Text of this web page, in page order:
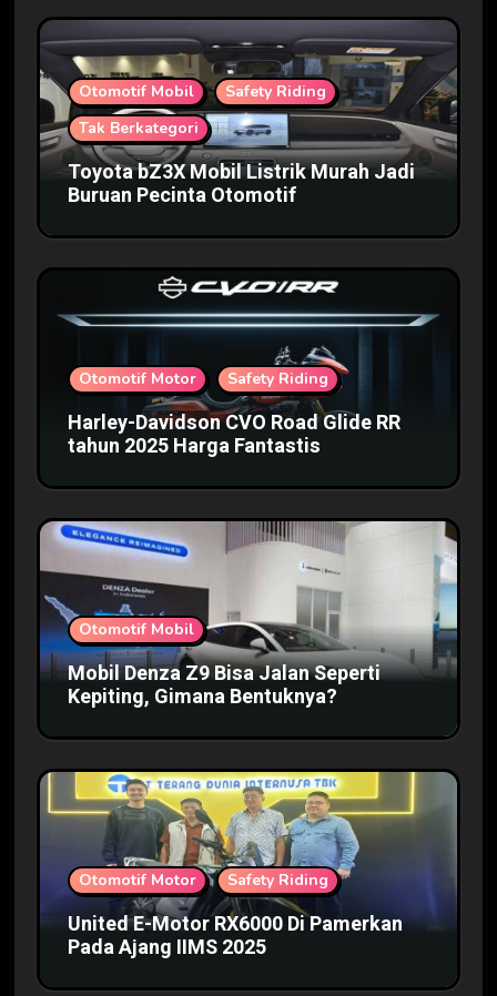
Otomotif Mobil
Safety Riding
Tak Berkategori
Toyota bZ3X Mobil Listrik Murah Jadi
Buruan Pecinta Otomotif
Otomotif Motor Safety Riding
Harley-Davidson CVO Road Glide RR
tahun 2025 Harga Fantastis
Otomotif Mobil
Mobil Denza Z9 Bisa Jalan Seperti
Kepiting, Gimana Bentuknya?
Otomotif Motor Safety Riding
United E-Motor RX6000 Di Pamerkan
Pada Ajang IIMS 2025